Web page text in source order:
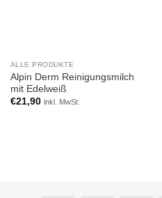
ALLE PRODUKTE
Alpin Derm Reinigungsmilch
mit Edelweiß
€21,90 inkl. MwSt.